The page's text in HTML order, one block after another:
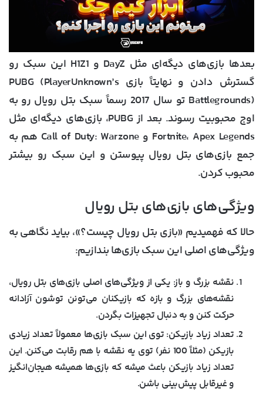
بعدها بازی‌های دیگه‌ای مثل DayZ و H1Z1 این سبک رو
گسترش دادن و نهایتاً بازی PUBG (PlayerUnknown’s
Battlegrounds) تو سال 2017 رسماً سبک بتل رویال رو به
اوج محبوبیت رسوند. بعد از PUBG، بازی‌های دیگه‌ای مثل
Fortnite، Apex Legends و Call of Duty: Warzone هم به
جمع بازی‌های بتل رویال پیوستن و این سبک رو بیشتر
محبوب کردن.
ویژگی‌های بازی‌های بتل رویال
حالا که فهمیدیم «بازی بتل رویال چیست؟»، بیاید نگاهی به
ویژگی‌های اصلی این سبک بازی‌ها بندازیم:
نقشه بزرگ و باز: یکی از ویژگی‌های اصلی بازی‌های بتل رویال،
نقشه‌های بزرگ و بازه که بازیکنان می‌تونن توشون آزادانه
حرکت کنن و به دنبال تجهیزات بگردن.
تعداد زیاد بازیکن: توی این سبک بازی‌ها معمولاً تعداد زیادی
بازیکن (مثلاً 100 نفر) توی یه نقشه با هم رقابت می‌کنن. این
تعداد زیاد بازیکن باعث میشه که بازی‌ها همیشه هیجان‌انگیز
و غیرقابل پیش‌بینی باشن.